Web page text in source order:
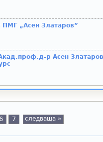
ПМГ „Асен Златаров”
р Асен
6 7 следваща »